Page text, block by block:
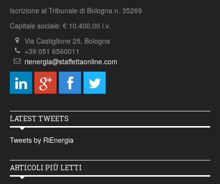
Iscrizione al Tribunale di Bologna n. 35269
Capitale sociale: € 10.400,00 i.v.
Via Castiglione 25, Bologna
+39 051 6560011
rienergia@staffettaonline.com
LATEST TWEETS
Tweets by RiEnergia
ARTICOLI PIÙ LETTI